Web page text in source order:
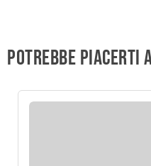
Potrebbe piacerti